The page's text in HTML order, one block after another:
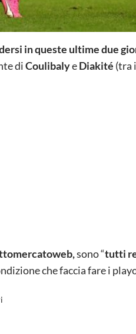
in queste ultime due
diCoulibalyeDiakité (tra
sono “tutti
che faccia fare i